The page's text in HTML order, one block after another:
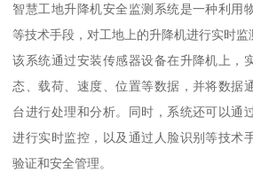
智慧工地升降机安全监测系统是一种利用
等技术手段，对工地上的升降机进行实时监
该系统通过安装传感器设备在升降机上，
态、载荷、速度、位置等数据，并将数据
台进行处理和分析。同时，系统还可以通
进行实时监控，以及通过人脸识别等技术
验证和安全管理。